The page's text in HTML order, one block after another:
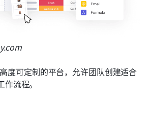
度可定制的平台，允许团队创建适合
流程。